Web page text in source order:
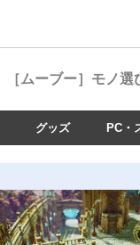
［ムーブー］ モノ選
グッズ PC・